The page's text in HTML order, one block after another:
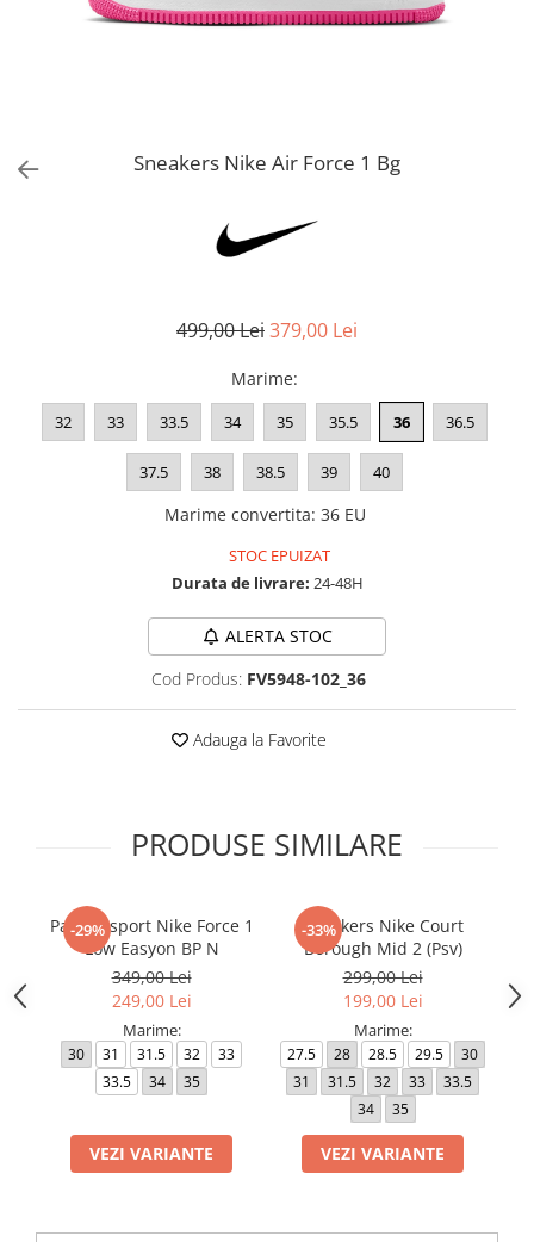
Bluze fotbal copii
Sorturi fotbal femeiSneakers Nike Air Force 1 Bg
499,00 Lei379,00 Lei
Marime:
32 33 33.5 34 35 35.5 36 36.5
37.5 38 38.5 39 40
Marime convertita: 36 EU
STOC EPUIZAT
Durata de livrare: 24-48H
ALERTA STOC
Cod Produs: FV5948-102_36
Adauga la Favorite
PRODUSE SIMILARE
-29%
Pantofi sport Nike Force 1
Low Easyon BP N
349,00 Lei
249,00 Lei
Marime:
30 31 31.5 32
33
33.5
34 35
VEZI VARIANTE
-33%
Sneakers Nike Court
Borough Mid 2 (Psv)
299,00 Lei
199,00 Lei
Marime:
27.5 28 28.5 29.5
30
31
31.5 32 33
33.5
34
35
VEZI VARIANTE